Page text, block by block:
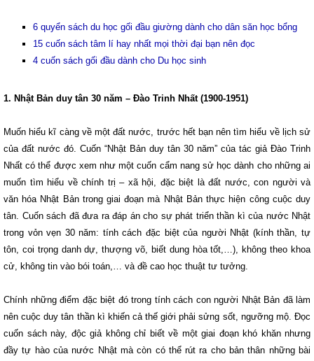
6 quyển sách du học gối đầu giường dành cho dân săn học bổng
15 cuốn sách tâm lí hay nhất mọi thời đại bạn nên đọc
4 cuốn sách gối đầu dành cho Du học sinh
1. Nhật Bản duy tân 30 năm – Đào Trinh Nhất (1900-1951)
Muốn hiểu kĩ càng về một đất nước, trước hết bạn nên tìm hiểu về lịch sử
của đất nước đó. Cuốn “Nhật Bản duy tân 30 năm” của tác giả Đào Trinh
Nhất có thể được xem như một cuốn cẩm nang sử học dành cho những ai
muốn tìm hiểu về chính trị – xã hội, đặc biệt là đất nước, con người và
văn hóa Nhật Bản trong giai đoạn mà Nhật Bản thực hiện công cuộc duy
tân. Cuốn sách đã đưa ra đáp án cho sự phát triển thần kì của nước Nhật
trong vỏn vẹn 30 năm: tính cách đặc biệt của người Nhật (kính thần, tự
tôn, coi trọng danh dự, thượng võ, biết dung hòa tốt,…), không theo khoa
cử, không tin vào bói toán,… và đề cao học thuật tư tưởng.
Chính những điểm đặc biệt đó trong tính cách con người Nhật Bản đã làm
nên cuộc duy tân thần kì khiến cả thế giới phải sửng sốt, ngưỡng mộ. Đọc
cuốn sách này, độc giả không chỉ biết về một giai đoạn khó khăn nhưng
đầy tự hào của nước Nhật mà còn có thể rút ra cho bản thân những bài